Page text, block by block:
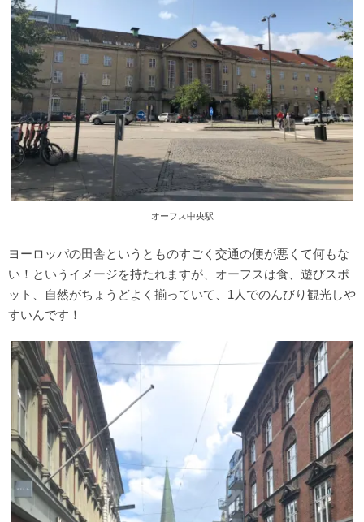
オーフス中央駅
ヨーロッパの田舎というとものすごく交通の便が悪くて何もな
い！というイメージを持たれますが、オーフスは食、遊びスポ
ット、自然がちょうどよく揃っていて、1人でのんびり観光しや
すいんです！